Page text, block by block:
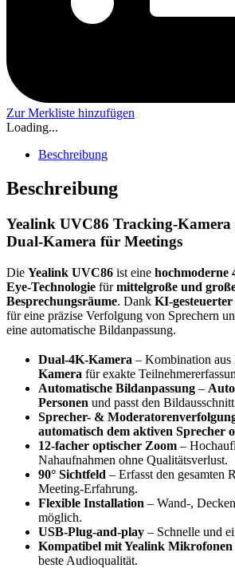
Zur Merkliste hinzufügen
Loading...
Beschreibung
Beschreibung
Yealink UVC86 Tracking-Kamera
Dual-Kamera für Meetings
Die Yealink UVC86 ist eine hochmoderne
Eye-Technologie fürmittelgroße und
Besprechungsräume. Dank KI-
für eine präzise Verfolgung von Sprechern
eine automatische Bildanpassung.
Dual-4K-Kamera – Kombination aus
Kamera für exakte
Automatische Bildanpassung –
Personen und passt den
Sprecher- &
automatisch dem aktiven Sprecher
12-facher optischer Zoom –
Nahaufnahmen ohne Qualitätsverlust.
90° Sichtfeld – Erfasst den gesamten
Meeting-Erfahrung.
Flexible Installation – Wand-,
möglich.
USB-Plug-and-play – Schnelle und
Kompatibel mit Yealink
beste Audioqualität.